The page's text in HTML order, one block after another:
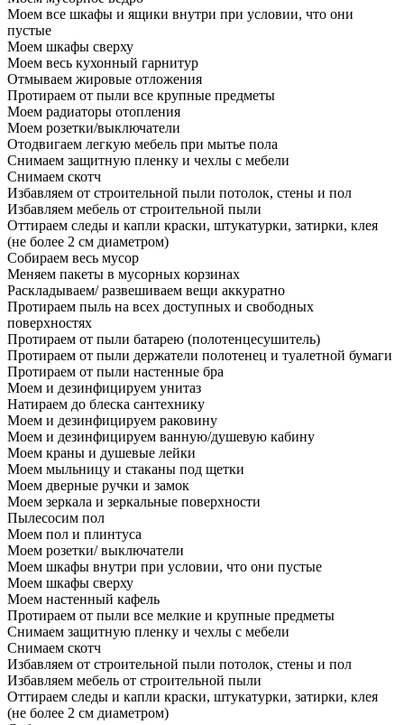
Моем все шкафы и ящики внутри при условии, что они
пустые
Моем шкафы сверху
Моем весь кухонный гарнитур
Отмываем жировые отложения
Протираем от пыли все крупные предметы
Моем радиаторы отопления
Моем розетки/выключатели
Отодвигаем легкую мебель при мытье пола
Снимаем защитную пленку и чехлы с мебели
Снимаем скотч
Избавляем от строительной пыли потолок, стены и пол
Избавляем мебель от строительной пыли
Оттираем следы и капли краски, штукатурки, затирки, клея
(не более 2 см диаметром)
Собираем весь мусор
Меняем пакеты в мусорных корзинах
Раскладываем/ развешиваем вещи аккуратно
Протираем пыль на всех доступных и свободных
поверхностях
Протираем от пыли батарею (полотенцесушитель)
Протираем от пыли держатели полотенец и туалетной бумаги
Протираем от пыли настенные бра
Моем и дезинфицируем унитаз
Натираем до блеска сантехнику
Моем и дезинфицируем раковину
Моем и дезинфицируем ванную/душевую кабину
Моем краны и душевые лейки
Моем мыльницу и стаканы под щетки
Моем дверные ручки и замок
Моем зеркала и зеркальные поверхности
Пылесосим пол
Моем пол и плинтуса
Моем розетки/ выключатели
Моем шкафы внутри при условии, что они пустые
Моем шкафы сверху
Моем настенный кафель
Протираем от пыли все мелкие и крупные предметы
Снимаем защитную пленку и чехлы с мебели
Снимаем скотч
Избавляем от строительной пыли потолок, стены и пол
Избавляем мебель от строительной пыли
Оттираем следы и капли краски, штукатурки, затирки, клея
(не более 2 см диаметром)